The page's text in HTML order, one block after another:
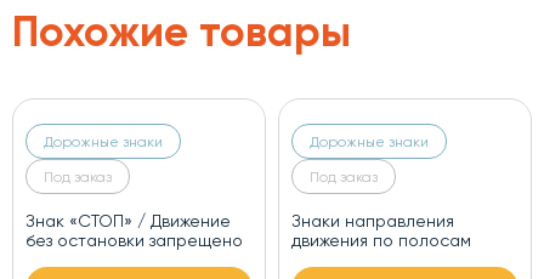
Похожие товары
Дорожные знаки
Под заказ
Знак «Номер маршрута»
Дорожные знаки
Под заказ
Реставрация дорожных
панно